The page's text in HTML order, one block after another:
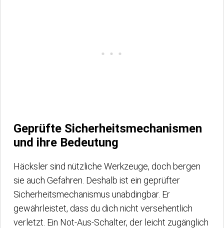
Geprüfte Sicherheitsmechanismen
und ihre Bedeutung
Häcksler sind nützliche Werkzeuge, doch bergen
sie auch Gefahren. Deshalb ist ein geprüfter
Sicherheitsmechanismus unabdingbar. Er
gewährleistet, dass du dich nicht versehentlich
verletzt. Ein Not-Aus-Schalter, der leicht zugänglich